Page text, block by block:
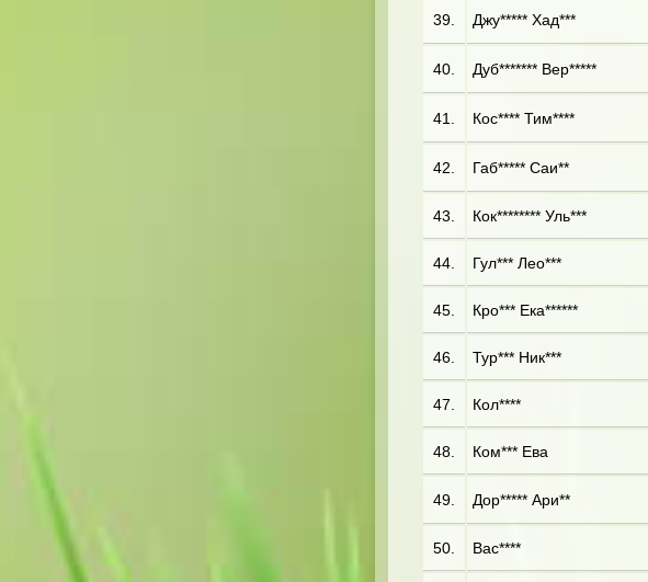
39. Джу***** Хад***
40. Дуб******* Вер*****
41. Кос**** Тим****
42. Габ***** Саи**
43. Кок******** Уль***
44. Гул*** Лео***
45. Кро*** Ека******
46. Тур*** Ник***
47. Кол****
48. Ком*** Ева
49. Дор***** Ари**
50. Вас****